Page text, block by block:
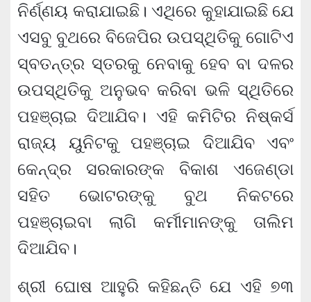
ନିର୍ଣ୍ଣୟ କରାଯାଇଛି। ଏଥିରେ କୁହାଯାଇଛି ଯେ
ଏସବୁ ବୁଥରେ ବିଜେପିର ଉପସ୍ଥିତିକୁ ଗୋଟିଏ
ସ୍ବତନ୍ତ୍ର ସ୍ତରକୁ ନେବାକୁ ହେବ ବା ଦଳର
ଉପସ୍ଥିତିକୁ ଅନୁଭବ କରିବା ଭଳି ସ୍ଥିତିରେ
ପହଞ୍ଚାଇ ଦିଆଯିବ। ଏହି କମିଟିର ନିଷ୍କର୍ସ
ରାଜ୍ୟ ୟୁନିଟକୁ ପହଞ୍ଚାଇ ଦିଆଯିବ ଏବଂ
କେନ୍ଦ୍ର ସରକାରଙ୍କ ବିକାଶ ଏଜେଣ୍ଡା
ସହିତ ଭୋଟରଙ୍କୁ ବୁଥ ନିକଟରେ
ପହଞ୍ଚାଇବା ଲାଗି କର୍ମୀମାନଙ୍କୁ ତାଲିମ
ଦିଆଯିବ।
ଶ୍ରୀ ଘୋଷ ଆହୁରି କହିଛନ୍ତି ଯେ ଏହି ୭୩